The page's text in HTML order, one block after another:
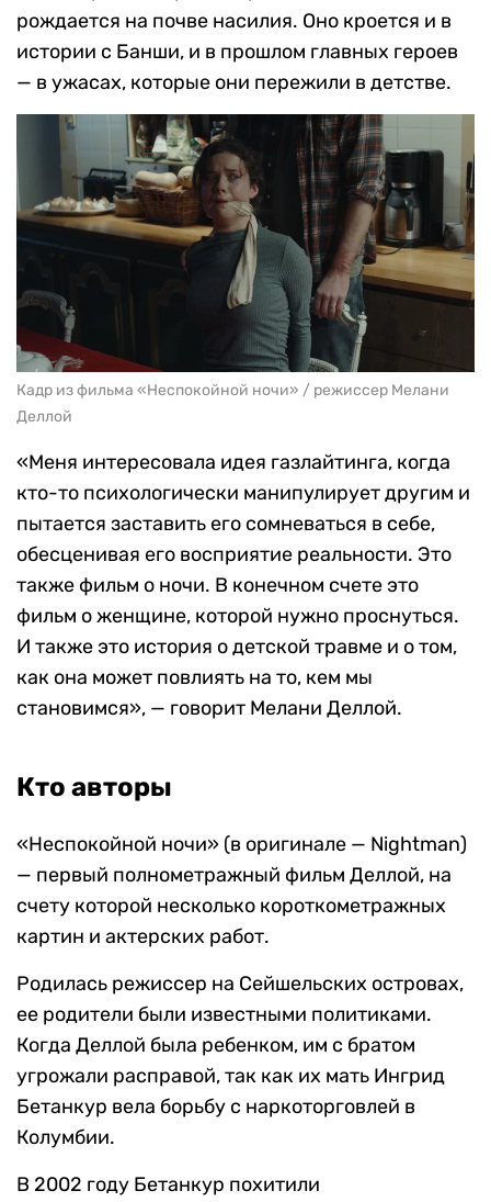
рождается на почве насилия. Оно кроется и в
истории с Банши, и в прошлом главных героев
— в ужасах, которые они пережили в детстве.
Кадр из фильма «Неспокойной ночи» / режиссер Мелани
Деллой
«Меня интересовала идея газлайтинга, когда
кто-то психологически манипулирует другим и
пытается заставить его сомневаться в себе,
обесценивая его восприятие реальности. Это
также фильм о ночи. В конечном счете это
фильм о женщине, которой нужно проснуться.
И также это история о детской травме и о том,
как она может повлиять на то, кем мы
становимся», — говорит Мелани Деллой.
Кто авторы
«Неспокойной ночи» (в оригинале — Nightman)
— первый полнометражный фильм Деллой, на
счету которой несколько короткометражных
картин и актерских работ.
Родилась режиссер на Сейшельских островах,
ее родители были известными политиками.
Когда Деллой была ребенком, им с братом
угрожали расправой, так как их мать Ингрид
Бетанкур вела борьбу с наркоторговлей в
Колумбии.
В 2002 году Бетанкур похитили